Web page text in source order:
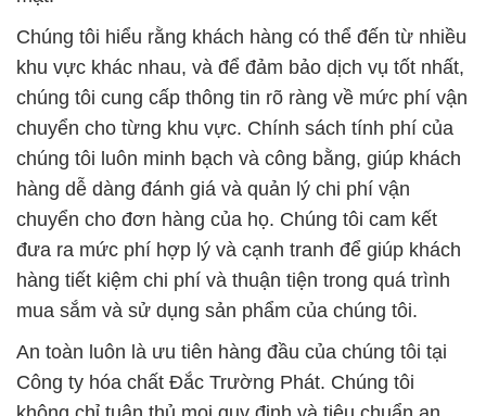
Chúng tôi hiểu rằng khách hàng có thể đến từ nhiều
khu vực khác nhau, và để đảm bảo dịch vụ tốt nhất,
chúng tôi cung cấp thông tin rõ ràng về mức phí vận
chuyển cho từng khu vực. Chính sách tính phí của
chúng tôi luôn minh bạch và công bằng, giúp khách
hàng dễ dàng đánh giá và quản lý chi phí vận
chuyển cho đơn hàng của họ. Chúng tôi cam kết
đưa ra mức phí hợp lý và cạnh tranh để giúp khách
hàng tiết kiệm chi phí và thuận tiện trong quá trình
mua sắm và sử dụng sản phẩm của chúng tôi.
An toàn luôn là ưu tiên hàng đầu của chúng tôi tại
Công ty hóa chất Đắc Trường Phát. Chúng tôi